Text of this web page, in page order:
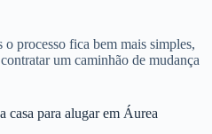
processo fica bem mais simples,
um caminhão de mudança
casa para alugar em Áurea